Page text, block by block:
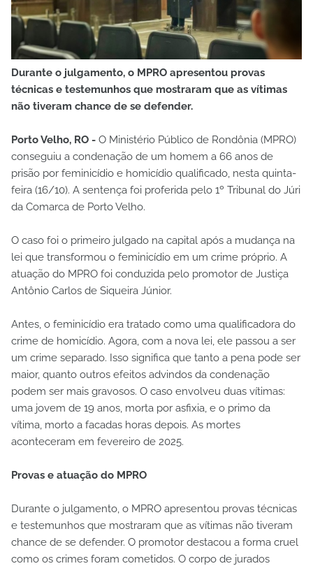
Durante o julgamento, o MPRO apresentou provas
técnicas e testemunhos que mostraram que as vítimas
não tiveram chance de se defender.
Porto Velho, RO - O Ministério Público de Rondônia (MPRO)
conseguiu a condenação de um homem a 66 anos de
prisão por feminicídio e homicídio qualificado, nesta quinta-
feira (16/10). A sentença foi proferida pelo 1º Tribunal do Júri
da Comarca de Porto Velho.
O caso foi o primeiro julgado na capital após a mudança na
lei que transformou o feminicídio em um crime próprio. A
atuação do MPRO foi conduzida pelo promotor de Justiça
Antônio Carlos de Siqueira Júnior.
Antes, o feminicídio era tratado como uma qualificadora do
crime de homicídio. Agora, com a nova lei, ele passou a ser
um crime separado. Isso significa que tanto a pena pode ser
maior, quanto outros efeitos advindos da condenação
podem ser mais gravosos. O caso envolveu duas vítimas:
uma jovem de 19 anos, morta por asfixia, e o primo da
vítima, morto a facadas horas depois. As mortes
aconteceram em fevereiro de 2025.
Provas e atuação do MPRO
Durante o julgamento, o MPRO apresentou provas técnicas
e testemunhos que mostraram que as vítimas não tiveram
chance de se defender. O promotor destacou a forma cruel
como os crimes foram cometidos. O corpo de jurados